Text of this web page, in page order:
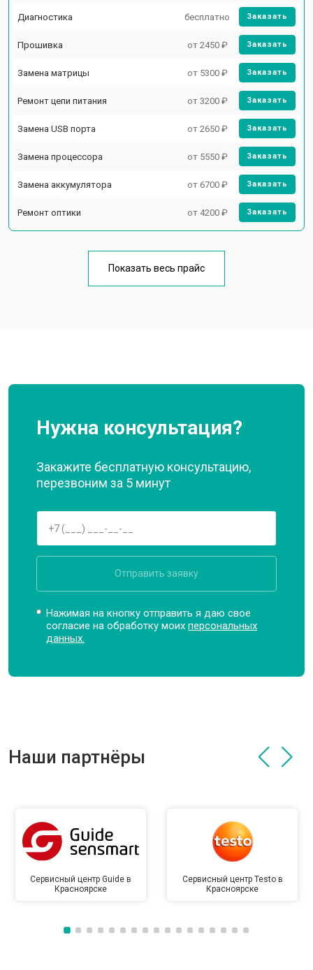
Диагностика бесплатно Заказать
Прошивка от 2450 ₽ Заказать
Замена матрицы от 5300 ₽ Заказать
Ремонт цепи питания от 3200 ₽ Заказать
Замена USB порта от 2650 ₽ Заказать
Замена процессора от 5550 ₽ Заказать
Замена аккумулятора от 6700 ₽ Заказать
Ремонт оптики от 4200 ₽ Заказать
Показать весь прайс
Нужна консультация?
Закажите бесплатную консультацию,
перезвоним за 5 минут
Отправить заявку
Нажимая на кнопку отправить я даю свое
согласие на обработку моихперсональных
данных.
Наши партнёры
Сервисный центр Guide в
Красноярске
Сервисный центр Testo в
Красноярске